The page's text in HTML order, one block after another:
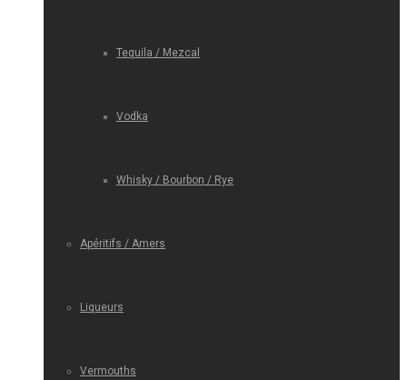
Tequila / Mezcal
Vodka
Whisky / Bourbon / Rye
Apéritifs / Amers
Liqueurs
Vermouths